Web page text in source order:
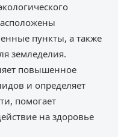
пункты, а также
земледелия.
повышенное
и определяет
помогает
на здоровье